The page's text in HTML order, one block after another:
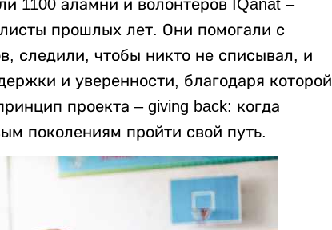
1100 аламни и волонтеров IQanat –
прошлых лет. Они помогали с
следили, чтобы никто не списывал, и
и уверенности, благодаря которой
проекта – giving back: когда
поколениям пройти свой путь.